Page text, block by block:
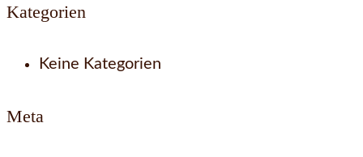
Kategorien
Keine Kategorien
Meta